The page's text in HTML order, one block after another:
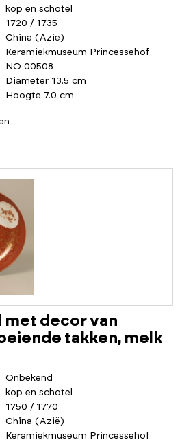
kop en schotel
1720 / 1735
China (Azië)
Keramiekmuseum Princessehof
NO 00508
Diameter 13.5 cm
Hoogte 7.0 cm
met decor van
takken, melk
Onbekend
kop en schotel
1750 / 1770
China (Azië)
Keramiekmuseum Princessehof